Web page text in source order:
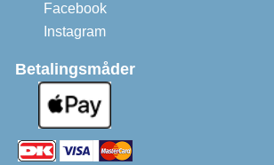
Facebook
Instagram
Betalingsmåder